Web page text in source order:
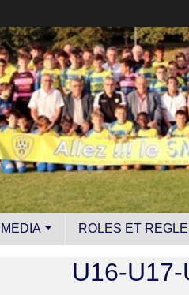
MEDIA ROLES ET
U16-U17-